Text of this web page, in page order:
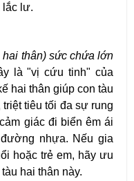
lắc lư.
hai thân) sức chứa lớn
là "vị cứu tinh" của
hai thân giúp con tàu
tiêu tối đa sự rung
giác đi biển êm ái
nhựa. Nếu gia
hoặc trẻ em, hãy ưu
hai thân này.